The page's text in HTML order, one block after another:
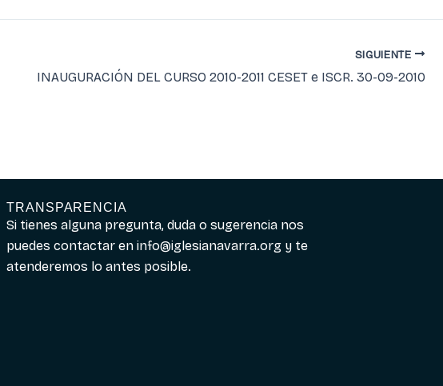
SIGUIENTE
INAUGURACIÓN DEL CURSO 2010-2011 CESET e ISCR. 30-09-2010
TRANSPARENCIA
Si tienes alguna pregunta, duda o sugerencia nos
puedes contactar eninfo@iglesianavarra.org y te
atenderemos lo antes posible.